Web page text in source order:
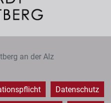
an der Alz
Datenschutz